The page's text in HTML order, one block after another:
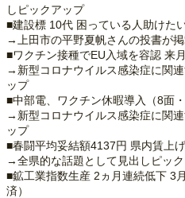
しピックアップ
■建設標 10代 困っている人助けた
→上田市の平野夏帆さんの投書が
■ワクチン接種でEU入域を容認 来
→新型コロナウイルス感染症に関
ップ
■中部電、ワクチン休暇導入（8面・
→新型コロナウイルス感染症に関
ップ
■春闘平均妥結額4137円 県内賃上
→全県的な話題として見出しピッ
■鉱工業指数生産 2ヵ月連続低下 3
済）